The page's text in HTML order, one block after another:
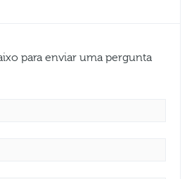
para enviar uma pergunta